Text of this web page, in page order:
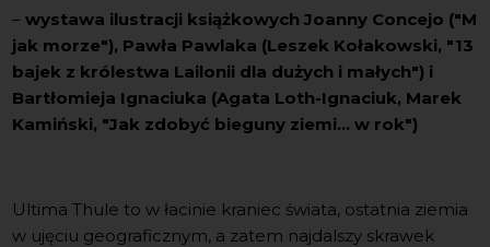
–wystawa ilustracji książkowych Joanny Concejo ("M
jak morze"), Pawła Pawlaka (Leszek Kołakowski, "13
bajek z królestwa Lailonii dla dużych i małych") i
Bartłomieja Ignaciuka (Agata Loth-Ignaciuk, Marek
Kamiński, "Jak zdobyć bieguny ziemi… w rok")
Ultima Thule to w łacinie kraniec świata, ostatnia ziemia
w ujęciu geograficznym, a zatem najdalszy skrawek